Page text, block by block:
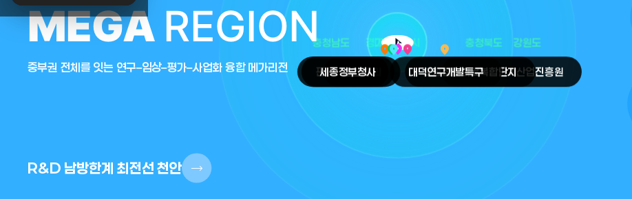
MEGA REGION
중부권 전체를 잇는 연구–임상–평가–사업화 융합 메가리전
R&D 남방한계 최전선 천안
arrow_selector_tool 강원도
경기도 충청북도
충청남도 대전광역시
place
천안시
place
세종정부청사
place
판교테크노밸리
place
오송첨단의료복합단지
place
대덕연구개발특구
place
원주의료기기산업진흥원